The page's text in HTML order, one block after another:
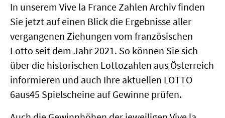
In unserem Vive la France Zahlen Archiv finden
Sie jetzt auf einen Blick die Ergebnisse aller
vergangenen Ziehungen vom französischen
Lotto seit dem Jahr 2021. So können Sie sich
über die historischen Lottozahlen aus Österreich
informieren und auch Ihre aktuellen LOTTO
6aus45 Spielscheine auf Gewinne prüfen.